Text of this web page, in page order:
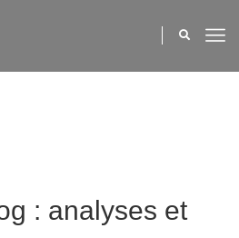
: analyses et